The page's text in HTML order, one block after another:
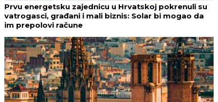
Prvu energetsku zajednicu u Hrvatskoj pokrenuli su
vatrogasci, građani i mali biznis: Solar bi mogao da
im prepolovi račune